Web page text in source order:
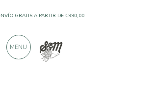
PRODUCTOS DE FABRICANTES
DE 900 CRÍTICAS POSITIVAS
MENU